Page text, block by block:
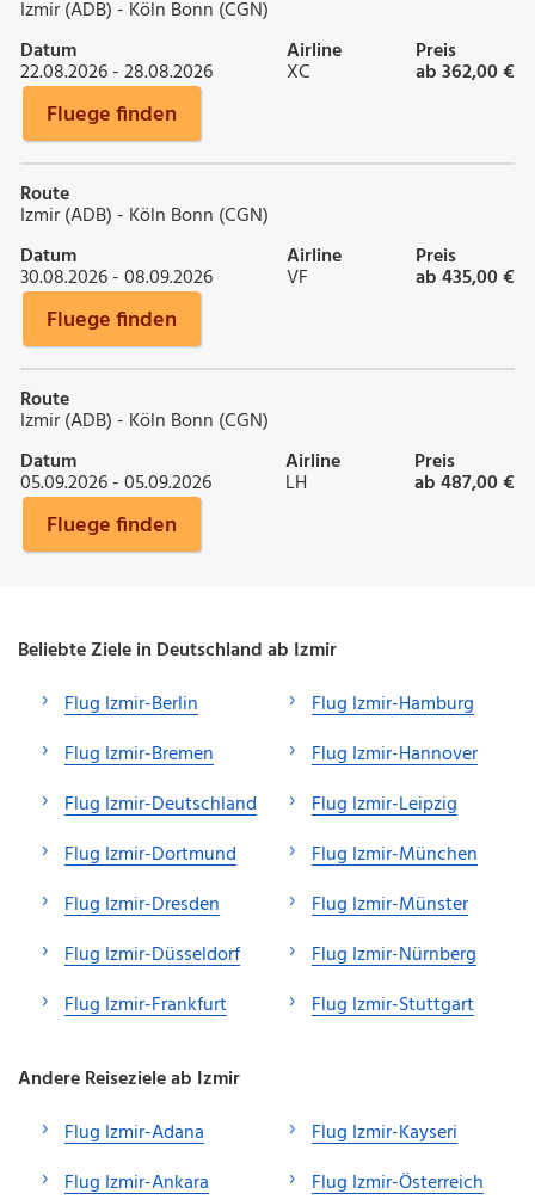
Izmir (ADB) - Köln Bonn (CGN)
Datum
22.08.2026 - 28.08.2026
Airline
XC
Preis
ab 362,00 €
Fluege finden
Route
Izmir (ADB) - Köln Bonn (CGN)
Datum
30.08.2026 - 08.09.2026
Airline
VF
Preis
ab 435,00 €
Fluege finden
Route
Izmir (ADB) - Köln Bonn (CGN)
Datum
05.09.2026 - 05.09.2026
Airline
LH
Preis
ab 487,00 €
Fluege finden
Beliebte Ziele in Deutschland ab Izmir
Flug Izmir-Berlin
Flug Izmir-Bremen
Flug Izmir-Deutschland
Flug Izmir-Dortmund
Flug Izmir-Dresden
Flug Izmir-Düsseldorf
Flug Izmir-Frankfurt
Flug Izmir-Hamburg
Flug Izmir-Hannover
Flug Izmir-Leipzig
Flug Izmir-München
Flug Izmir-Münster
Flug Izmir-Nürnberg
Flug Izmir-Stuttgart
Andere Reiseziele ab Izmir
Flug Izmir-Adana
Flug Izmir-Ankara
Flug Izmir-Kayseri
Flug Izmir-Österreich